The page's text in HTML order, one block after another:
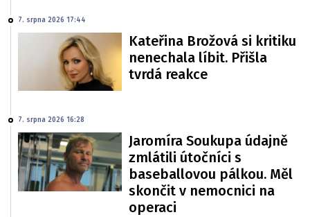
7. srpna 2026 17:44
Kateřina Brožová si kritiku
nenechala líbit. Přišla
tvrdá reakce
7. srpna 2026 16:28
Jaromíra Soukupa údajně
zmlátili útočníci s
baseballovou pálkou. Měl
skončit v nemocnici na
operaci